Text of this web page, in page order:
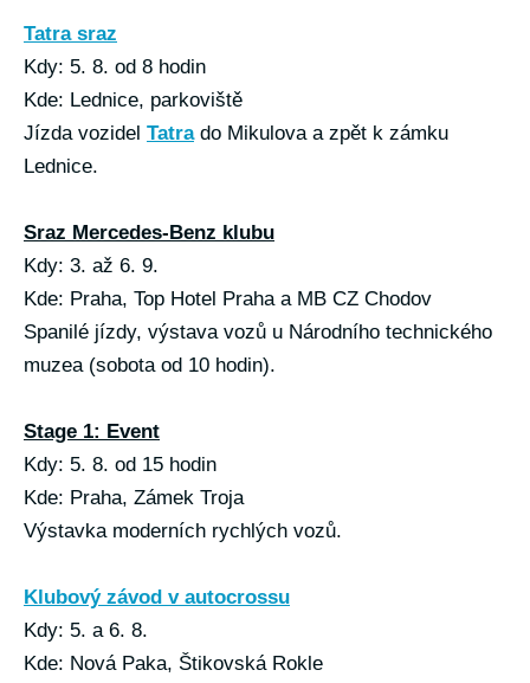
Tatra sraz
Kdy: 5. 8. od 8 hodin
Kde: Lednice, parkoviště
Jízda vozidel Tatrado Mikulova a zpět k zámku
Lednice.
Sraz Mercedes-Benz klubu
Kdy: 3. až 6. 9.
Kde: Praha, Top Hotel Praha a MB CZ Chodov
Spanilé jízdy, výstava vozů u Národního technického
muzea (sobota od 10 hodin).
Stage 1: Event
Kdy: 5. 8. od 15 hodin
Kde: Praha, Zámek Troja
Výstavka moderních rychlých vozů.
Klubový závod v autocrossu
Kdy: 5. a 6. 8.
Kde: Nová Paka, Štikovská Rokle